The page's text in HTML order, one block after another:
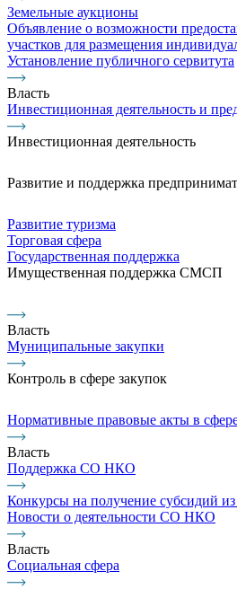
Земельные аукционы
Объявление о возможности
участков для размещения
Установление публичного сервитута
Власть
Инвестиционная деятельность и
Инвестиционная деятельность
Развитие и поддержка
Развитие туризма
Торговая сфера
Государственная поддержка
Имущественная поддержка СМСП
Власть
Муниципальные закупки
Контроль в сфере закупок
Нормативные правовые акты в
Власть
Поддержка СО НКО
Конкурсы на получение субсидий
Новости о деятельности СО НКО
Власть
Социальная сфера